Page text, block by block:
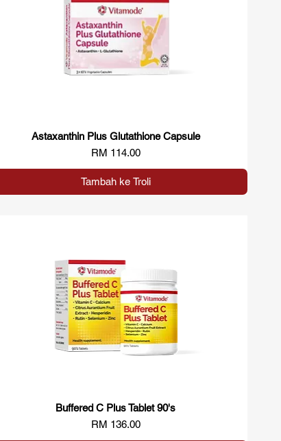
Paparan Segera
Astaxanthin Plus Glutathione Capsule
Harga
RM 114.00
Tambah ke Troli
Paparan Segera
Buffered C Plus Tablet 90's
Harga
RM 136.00